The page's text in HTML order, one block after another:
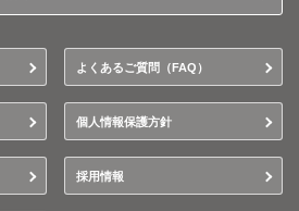
よくあるご質問（FAQ）
個人情報保護方針
採用情報